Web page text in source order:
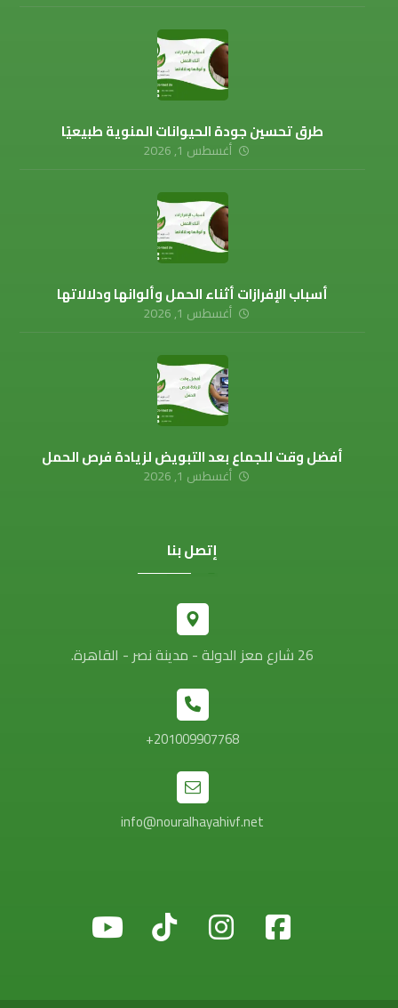
طرق تحسين جودة الحيوانات المنوية طبيعيًا
أغسطس 1, 2026
أسباب الإفرازات أثناء الحمل وألوانها ودلالاتها
أغسطس 1, 2026
أفضل وقت للجماع بعد التبويض لزيادة فرص الحمل
أغسطس 1, 2026
إتصل بنا
26 شارع معز الدولة - مدينة نصر - القاهرة.
201009907768+
info@nouralhayahivf.net